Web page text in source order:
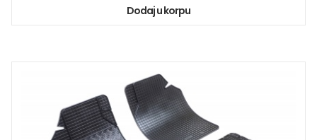
Dodaj u korpu